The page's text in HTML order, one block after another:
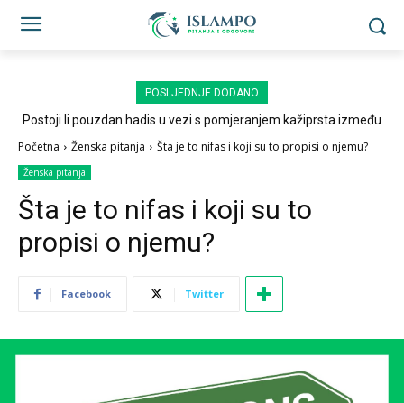
POSLJEDNJE DODANO
Postoji li pouzdan hadis u vezi s pomjeranjem kažiprsta između
Početna Ženska pitanja Šta je to nifas i koji su to propisi o njemu?
Ženska pitanja
Šta je to nifas i koji su to
propisi o njemu?
Facebook Twitter